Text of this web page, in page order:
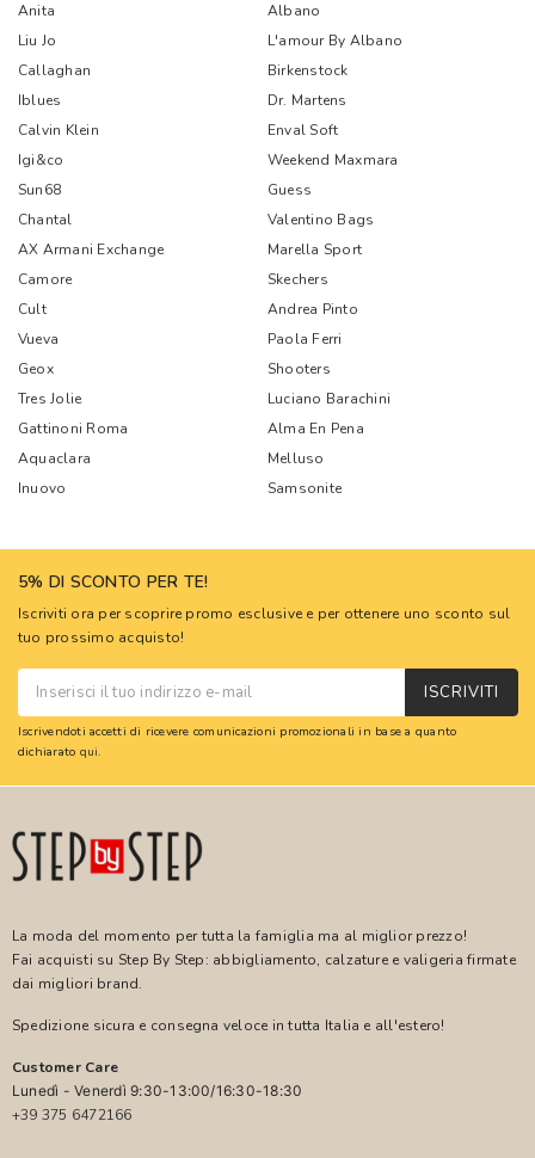
Anita
Albano
Liu Jo
L'amour By Albano
Callaghan
Birkenstock
Iblues
Dr. Martens
Calvin Klein
Enval Soft
Igi&co
Weekend Maxmara
Sun68
Guess
Chantal
Valentino Bags
AX Armani Exchange
Marella Sport
Camore
Skechers
Cult
Andrea Pinto
Vueva
Paola Ferri
Geox
Shooters
Tres Jolie
Luciano Barachini
Gattinoni Roma
Alma En Pena
Aquaclara
Melluso
Inuovo
Samsonite
5% DI SCONTO PER TE!
Iscriviti ora per scoprire promo esclusive e per ottenere uno sconto sul
tuo prossimo acquisto!
ISCRIVITI
Iscrivendoti accetti di ricevere comunicazioni promozionali in base a quanto
dichiarato qui.
La moda del momento per tutta la famiglia ma al miglior prezzo!
Fai acquisti su Step By Step: abbigliamento, calzature e valigeria firmate
dai migliori brand.
Spedizione sicura e consegna veloce in tutta Italia e all'estero!
Customer Care
Lunedì - Venerdì 9:30-13:00/16:30-18:30
+39 375 6472166